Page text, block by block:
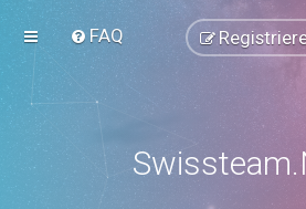
FAQ